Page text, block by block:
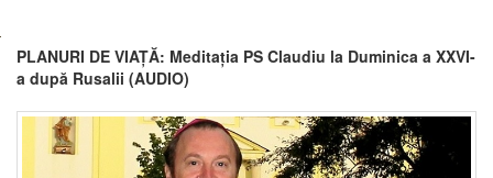
PLANURI DE VIAȚĂ: Meditația PS Claudiu la Duminica a XXVI-
a după Rusalii (AUDIO)